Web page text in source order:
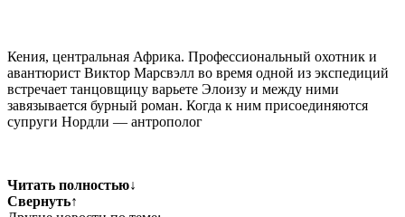
Кения, центральная Африка. Профессиональный охотник и
авантюрист Виктор Марсвэлл во время одной из экспедиций
встречает танцовщицу варьете Элоизу и между ними
завязывается бурный роман. Когда к ним присоединяются
супруги Нордли — антрополог
Читать полностью↓
Свернуть↑